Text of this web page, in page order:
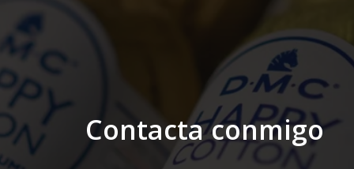
Contacta conmigo